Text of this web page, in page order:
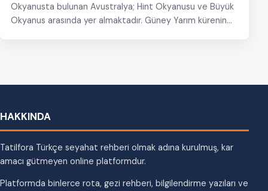
Okyanusta bulunan Avustralya; Hint Okyanusu ve Büyük
Okyanus arasında yer almaktadır. Güney Yarım kürenin…
HAKKINDA
Tatilfora Türkçe seyahat rehberi olmak adına kurulmuş, kar
amacı gütmeyen online platformdur.
Platformda binlerce rota, gezi rehberi, bilgilendirme yazıları ve